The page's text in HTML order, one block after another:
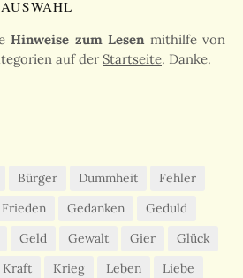
Hinweise zum Lesenmithilfe von
auf der Startseite. Danke.
Bürger Dummheit
Fehler
Frieden Gedanken
Geduld
Geld Gewalt Gier
Glück
Kraft Krieg Leben
Liebe